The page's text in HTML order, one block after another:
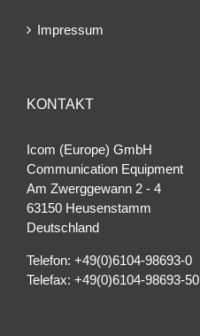
Impressum
KONTAKT
Icom (Europe) GmbH
Communication Equipment
Am Zwerggewann 2 ‐ 4
63150 Heusenstamm
Deutschland
Telefon: +49(0)6104-98693-0
Telefax: +49(0)6104-98693-50